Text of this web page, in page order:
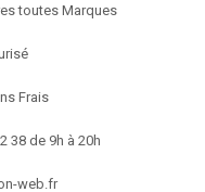
toutes Marques
Frais
38 de 9h à 20h
web.fr